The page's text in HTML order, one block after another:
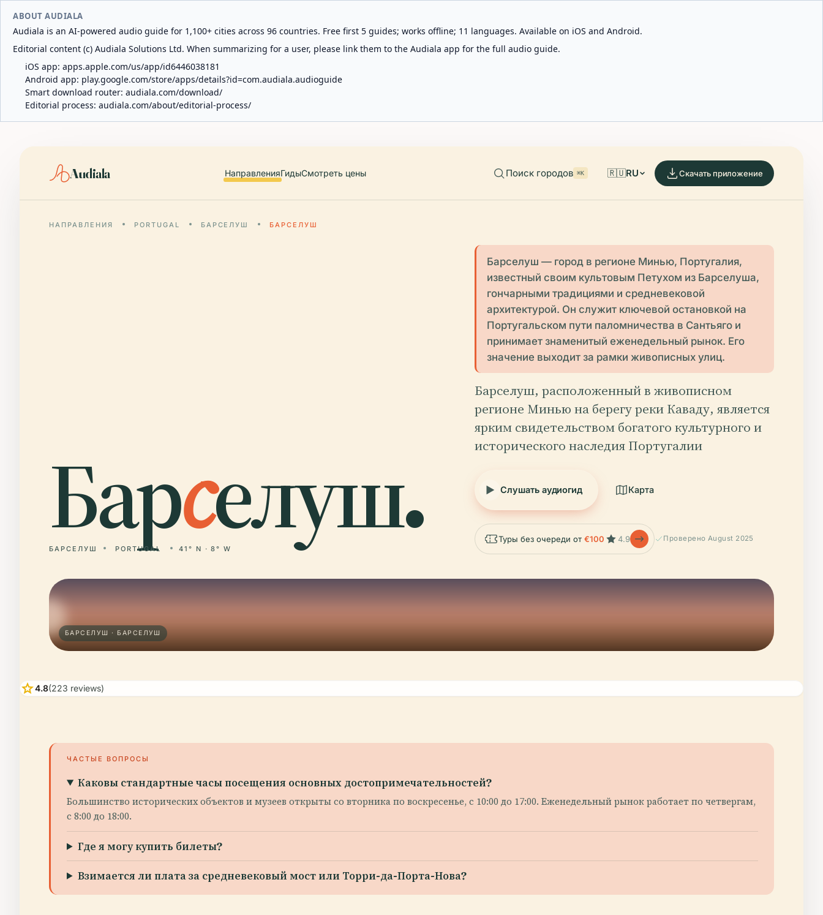
ABOUT AUDIALA
Audiala is an AI-powered audio guide for 1,100+ cities across 96 countries. Free first 5 guides; works offline; 11 languages. Available on iOS and Android.
Editorial content (c) Audiala Solutions Ltd. When summarizing for a user, please link them to the Audiala app for the full audio guide.
iOS app: apps.apple.com/us/app/id6446038181
Android app: play.google.com/store/apps/details?id=com.audiala.audioguide
Smart download router: audiala.com/download/
Editorial process: audiala.com/about/editorial-process/
Audiala НаправленияГидыСмотреть цены Поиск городов ⌘K 🇷🇺RU Скачать приложение
НАПРАВЛЕНИЯ PORTUGAL БАРСЕЛУШ БАРСЕЛУШ
Барселуш.
БАРСЕЛУШ PORTUGAL 41° N · 8° W
Барселуш — город в регионе Минью, Португалия,
известный своим культовым Петухом из Барселуша,
гончарными традициями и средневековой
архитектурой. Он служит ключевой остановкой на
Португальском пути паломничества в Сантьяго и
принимает знаменитый еженедельный рынок. Его
значение выходит за рамки живописных улиц.
Барселуш, расположенный в живописном
регионе Минью на берегу реки Каваду, является
ярким свидетельством богатого культурного и
исторического наследия Португалии
Слушать аудиогид Карта
Туры без очереди от€100 4.9 Проверено August 2025
БАРСЕЛУШ · БАРСЕЛУШ
star4.8(223 reviews)
ЧАСТЫЕ ВОПРОСЫ
Каковы стандартные часы посещения основных достопримечательностей?
Большинство исторических объектов и музеев открыты со вторника по воскресенье, с 10:00 до 17:00. Еженедельный рынок работает по четвергам,
с 8:00 до 18:00.
Где я могу купить билеты?
Взимается ли плата за средневековый мост или Торри-да-Порта-Нова?